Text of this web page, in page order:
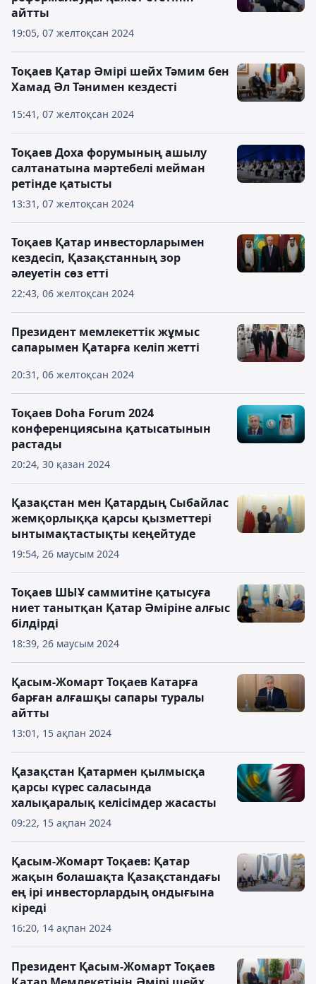
19:05, 07 желтоқсан 2024
айтты
15:41, 07 желтоқсан 2024
Тоқаев Қатар Әмірі шейх Тәмим бен
Хамад Әл Тәнимен кездесті
13:31, 07 желтоқсан 2024
Тоқаев Доха форумының ашылу
салтанатына мәртебелі мейман
ретінде қатысты
22:43, 06 желтоқсан 2024
Тоқаев Қатар инвесторларымен
кездесіп, Қазақстанның зор
әлеуетін сөз етті
20:31, 06 желтоқсан 2024
Президент мемлекеттік жұмыс
сапарымен Қатарға келіп жетті
20:24, 30 қазан 2024
Тоқаев Doha Forum 2024
конференциясына қатысатынын
растады
19:54, 26 маусым 2024
Қазақстан мен Қатардың Сыбайлас
жемқорлыққа қарсы қызметтері
ынтымақтастықты кеңейтуде
18:39, 26 маусым 2024
Тоқаев ШЫҰ саммитіне қатысуға
ниет танытқан Қатар Әміріне алғыс
білдірді
13:01, 15 ақпан 2024
Қасым-Жомарт Тоқаев Катарға
барған алғашқы сапары туралы
айтты
09:22, 15 ақпан 2024
Қазақстан Қатармен қылмысқа
қарсы күрес саласында
халықаралық келісімдер жасасты
16:20, 14 ақпан 2024
Қасым-Жомарт Тоқаев: Қатар
жақын болашақта Қазақстандағы
ең ірі инвесторлардың ондығына
кіреді
Президент Қасым-Жомарт Тоқаев